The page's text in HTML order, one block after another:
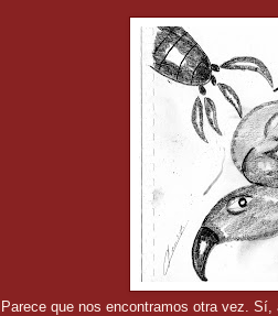
Parece que nos encontramos otra vez.